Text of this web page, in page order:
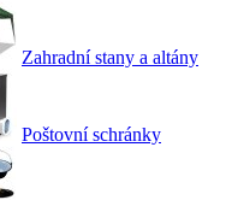
Zahradní stany a altány
Poštovní schránky